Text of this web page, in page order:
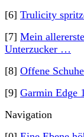
[6] Trulicity
[7] Mein
Unterzucker …
[8] Offene
[9] Garmin Edge
Navigation